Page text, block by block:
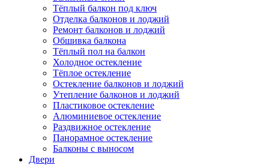
Тёплый балкон под ключ
Отделка балконов и лоджий
Ремонт балконов и лоджий
Обшивка балкона
Тёплый пол на балкон
Холодное остекление
Тёплое остекление
Остекление балконов и лоджий
Утепление балконов и лоджий
Пластиковое остекление
Алюминиевое остекление
Раздвижное остекление
Панорамное остекление
Балконы с выносом
Двери